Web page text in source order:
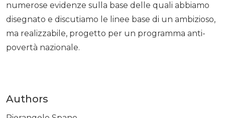
numerose evidenze sulla base delle quali abbiamo
disegnato e discutiamo le linee base di un ambizioso,
ma realizzabile, progetto per un programma anti-
povertà nazionale.
Authors